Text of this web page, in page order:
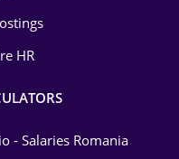
HR
- Salaries Romania